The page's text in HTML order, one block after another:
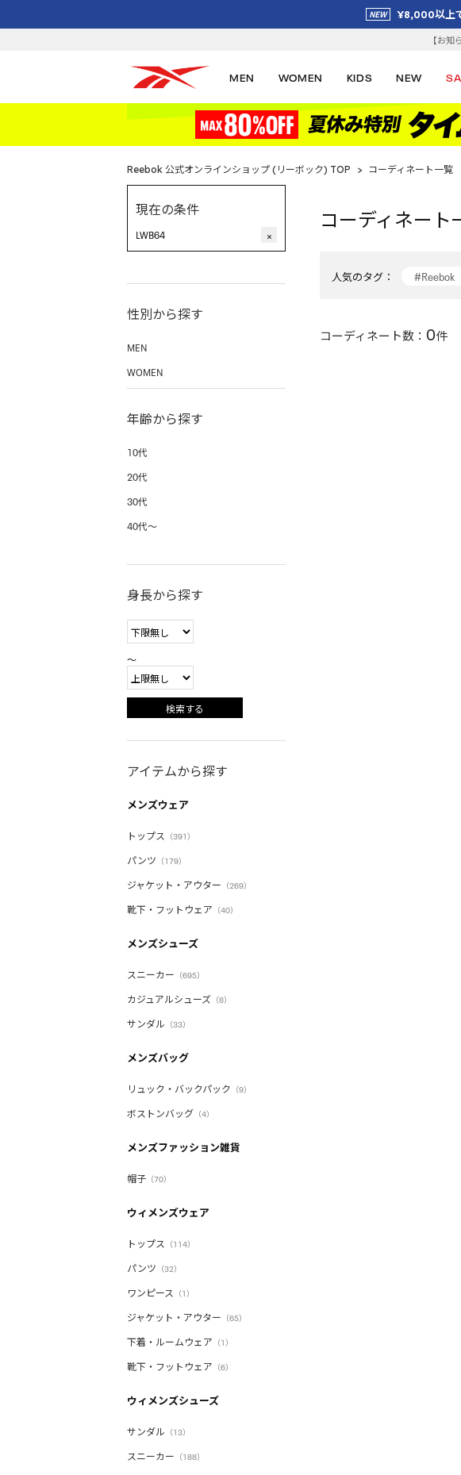
¥8,000以上
【お
MEN WOMEN KIDS NEW
Reebok 公式オンラインショップ (リーボック) TOP > コーディネート一覧
現在の条件
LWB64 ×
性別から探す
MEN
WOMEN
年齢から探す
10代
20代
30代
40代〜
身長から探す
〜
アイテムから探す
メンズウェア
トップス （391）
パンツ （179）
ジャケット・アウター （269）
靴下・フットウェア （40）
メンズシューズ
スニーカー （695）
カジュアルシューズ （8）
サンダル （33）
メンズバッグ
リュック・バックパック （9）
ボストンバッグ （4）
メンズファッション雑貨
帽子 （70）
ウィメンズウェア
トップス （114）
パンツ （32）
ワンピース （1）
ジャケット・アウター （65）
下着・ルームウェア （1）
靴下・フットウェア （6）
ウィメンズシューズ
サンダル （13）
スニーカー （188）
コーディネート
人気のタグ： #Reebok
コーディネート数： 0件